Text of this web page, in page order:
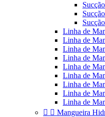
Linha de
Linha de
Linha de
Linha de
Linha de
Linha de
Linha de
Linha de
Linha de
  Mangueira